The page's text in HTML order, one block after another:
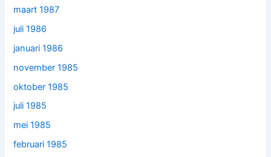
maart 1987
juli 1986
januari 1986
november 1985
oktober 1985
juli 1985
mei 1985
februari 1985